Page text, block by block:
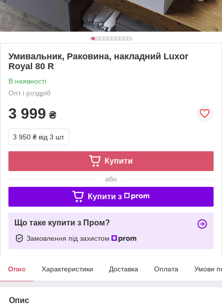
Умивальник, Раковина, накладний Luxor
Royal 80 R
В наявності
Опт і роздріб
3 999 ₴
3 950 ₴ від 3 шт.
Купити
або
Купити з
Що таке купити з Пром?
Замовлення під захистом
Опис Характеристики Доставка Оплата Умови
Опис